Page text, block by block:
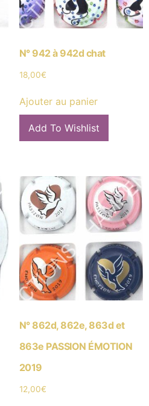
N° 942 à 942d chat
18,00€
Ajouter au panier
Add To Wishlist
N° 862d, 862e, 863d et
863e PASSION ÉMOTION
2019
12,00€